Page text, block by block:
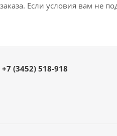
Если условия вам не
+7 (3452) 518-918